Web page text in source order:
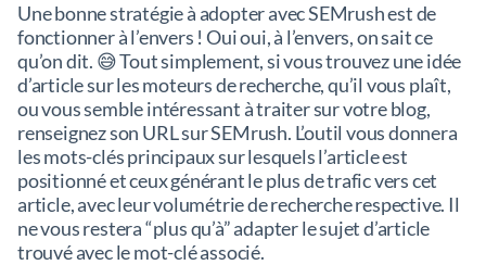
Une bonne stratégie à adopter avec SEMrush est de
fonctionner à l’envers ! Oui oui, à l’envers, on sait ce
qu’on dit. 😅 Tout simplement, si vous trouvez une idée
d’article sur les moteurs de recherche, qu’il vous plaît,
ou vous semble intéressant à traiter sur votre blog,
renseignez son URL sur SEMrush. L’outil vous donnera
les mots-clés principaux sur lesquels l’article est
positionné et ceux générant le plus de trafic vers cet
article, avec leur volumétrie de recherche respective. Il
ne vous restera “plus qu’à” adapter le sujet d’article
trouvé avec le mot-clé associé.